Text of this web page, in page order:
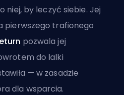
niej, by leczyć siebie. Jej
pierwszego trafionego
pozwala jej
do lalki
— w zasadzie
dla wsparcia.